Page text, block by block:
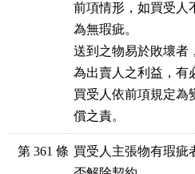
前項情形，如買受人
為無瑕疵。
送到之物易於敗壞者
為出賣人之利益，有
買受人依前項規定為
償之責。
第 361 條 買受人主張物有瑕疵